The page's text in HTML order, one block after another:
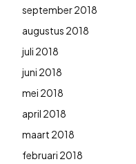
september 2018
augustus 2018
juli 2018
juni 2018
mei 2018
april 2018
maart 2018
februari 2018